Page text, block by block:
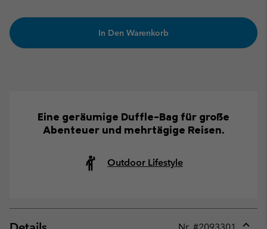
In Den Warenkorb
Eine geräumige Duffle-Bag für große
Abenteuer und mehrtägige Reisen.
Outdoor Lifestyle